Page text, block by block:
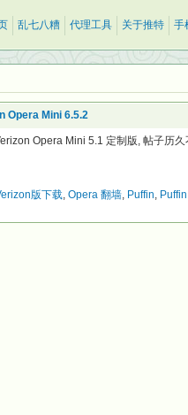
乱七八糟 代理工具 关于推特 手
Opera Mini 6.5.2
Opera Mini 5.1 定制版, 帖子历
版下载, Opera 翻墙, Puffin,